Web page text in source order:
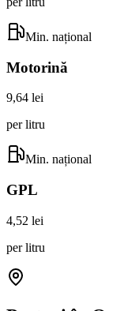
Min. național
Motorină
9,64 lei
per litru
Min. național
GPL
4,52 lei
per litru